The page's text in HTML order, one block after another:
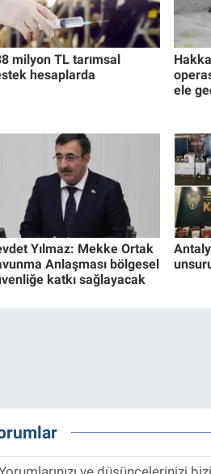
milyon TL tarımsal
hesaplarda
ele
Yılmaz: Mekke Ortak
Anlaşması bölgesel
katkı sağlayacak